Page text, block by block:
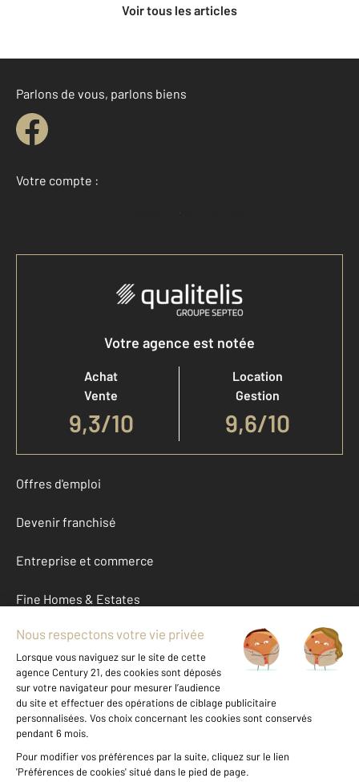
Voir tous les articles
Parlons de vous, parlons biens
Votre compte :
Accéder à mon compte
Votre agence est notée
Achat
Vente
9,3/10
Location
Gestion
9,6/10
Offres d'emploi
Devenir franchisé
Entreprise et commerce
Fine Homes & Estates
À propos
International
Nous contacter